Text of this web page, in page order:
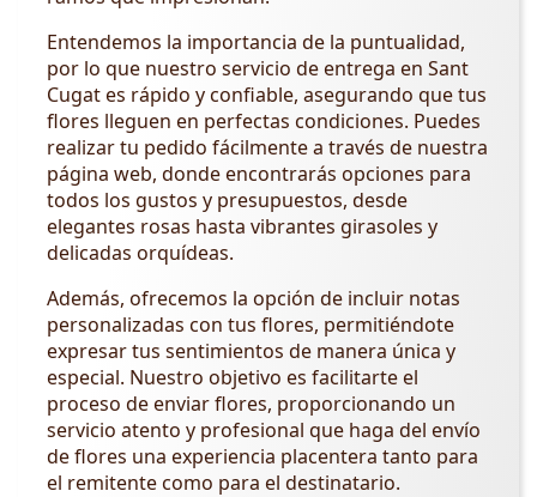
Entendemos la importancia de la puntualidad,
por lo que nuestro servicio de entrega en Sant
Cugat es rápido y confiable, asegurando que tus
flores lleguen en perfectas condiciones. Puedes
realizar tu pedido fácilmente a través de nuestra
página web, donde encontrarás opciones para
todos los gustos y presupuestos, desde
elegantes rosas hasta vibrantes girasoles y
delicadas orquídeas.
Además, ofrecemos la opción de incluir notas
personalizadas con tus flores, permitiéndote
expresar tus sentimientos de manera única y
especial. Nuestro objetivo es facilitarte el
proceso de enviar flores, proporcionando un
servicio atento y profesional que haga del envío
de flores una experiencia placentera tanto para
el remitente como para el destinatario.